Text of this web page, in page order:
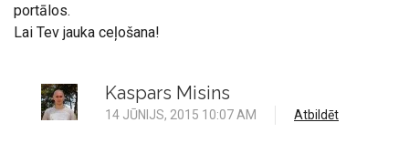
portālos.
Lai Tev jauka ceļošana!
Kaspars Misins
14 JŪNIJS, 2015 10:07 AM Atbildēt